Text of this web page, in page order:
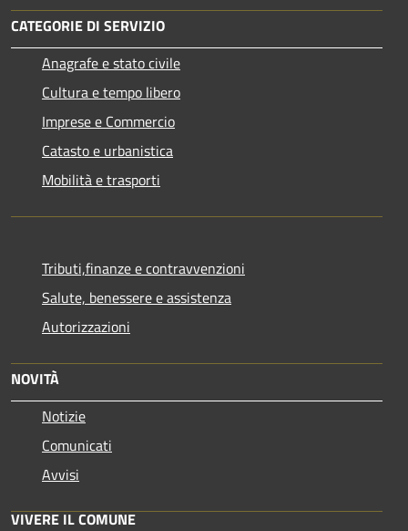
CATEGORIE DI SERVIZIO
Anagrafe e stato civile
Cultura e tempo libero
Imprese e Commercio
Catasto e urbanistica
Mobilità e trasporti
Tributi,finanze e contravvenzioni
Salute, benessere e assistenza
Autorizzazioni
NOVITÀ
Notizie
Comunicati
Avvisi
VIVERE IL COMUNE